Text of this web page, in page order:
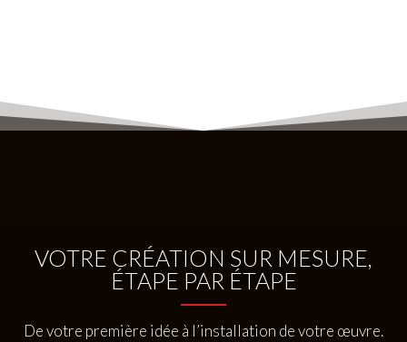
VOTRE CRÉATION SUR MESURE,
ÉTAPE PAR ÉTAPE
De votre première idée à l’installation de votre œuvre.